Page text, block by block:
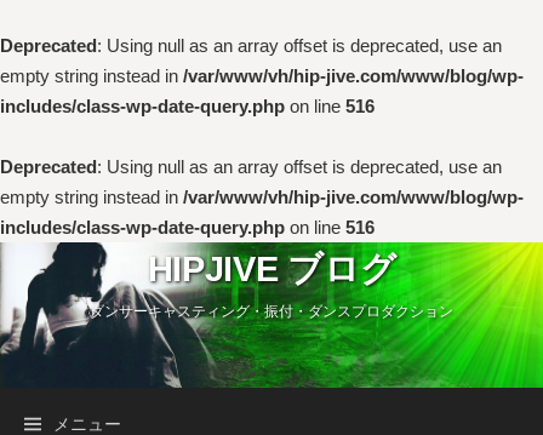
Deprecated: Using null as an array offset is deprecated, use an
empty string instead in /var/www/vh/hip-jive.com/www/blog/wp-
includes/class-wp-date-query.php on line 516
Deprecated: Using null as an array offset is deprecated, use an
empty string instead in /var/www/vh/hip-jive.com/www/blog/wp-
includes/class-wp-date-query.php on line 516
テ
ン
HIPJIVE ブログ
ダンサーキャスティング・振付・ダンスプロダクション
メニュー